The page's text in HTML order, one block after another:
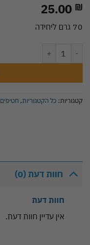
25.00 ₪
70 גרם ליחידה
קטגוריות: כל הקטגוריות, חטיפים
חוות דעת (0)
חוות דעת
אין עדיין חוות דעת.